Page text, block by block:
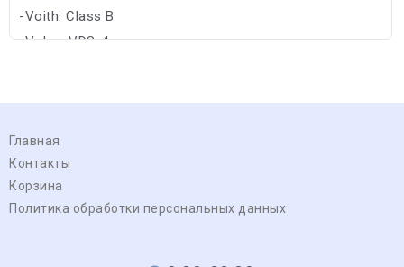
-Voith: Class B
-Volvo: VDS-4
Главная
Контакты
Корзина
Политика обработки персональных данных